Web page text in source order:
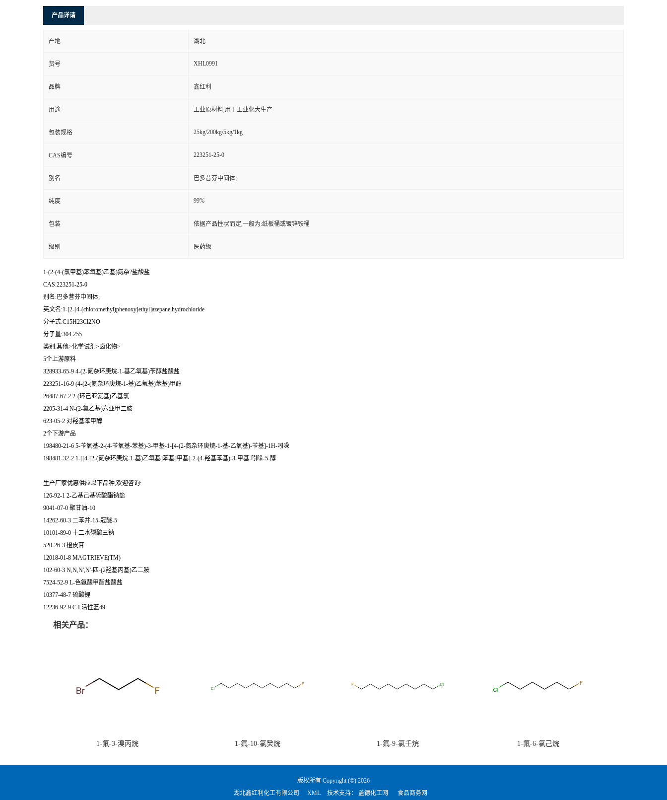
产品详请
产地 湖北
货号 XHL0991
品牌 鑫红利
用途 工业原材料,用于工业化大生产
包装规格 25kg/200kg/5kg/1kg
CAS编号 223251-25-0
别名 巴多昔芬中间体;
纯度 99%
包装 依据产品性状而定,一般为:纸板桶或镀锌铁桶
级别 医药级
1-(2-(4-(氯甲基)苯氧基)乙基)氮杂?盐酸盐
CAS:223251-25-0
别名:巴多昔芬中间体;
英文名:1-[2-[4-(chloromethyl)phenoxy]ethyl]azepane,hydrochloride
分子式:C15H23Cl2NO
分子量:304.255
类别:其他>化学试剂>卤化物>
5个上游原料
328933-65-9 4-(2-氮杂环庚烷-1-基乙氧基)苄醇盐酸盐
223251-16-9 (4-(2-(氮杂环庚烷-1-基)乙氧基)苯基)甲醇
26487-67-2 2-(环己亚氨基)乙基氯
2205-31-4 N-(2-氯乙基)六亚甲二胺
623-05-2 对羟基苯甲醇
2个下游产品
198480-21-6 5-苄氧基-2-(4-苄氧基-苯基)-3-甲基-1-[4-(2-氮杂环庚烷-1-基-乙氧基)-苄基]-1H-吲哚
198481-32-2 1-[[4-[2-(氮杂环庚烷-1-基)乙氧基]苯基]甲基]-2-(4-羟基苯基)-3-甲基-吲哚-5-醇
生产厂家优惠供应以下品种,欢迎咨询:
126-92-1 2-乙基己基硫酸酯钠盐
9041-07-0 聚甘油-10
14262-60-3 二苯并-15-冠醚-5
10101-89-0 十二水磷酸三钠
520-26-3 橙皮苷
12018-01-8 MAGTRIEVE(TM)
102-60-3 N,N,N',N'-四-(2羟基丙基)乙二胺
7524-52-9 L-色氨酸甲酯盐酸盐
10377-48-7 硫酸锂
12236-92-9 C.I.活性蓝49
相关产品：
1-氟-3-溴丙烷 1-氟-10-氯癸烷 1-氟-9-氯壬烷 1-氟-6-氯己烷
版权所有 Copyright (©) 2026
湖北鑫红利化工有限公司
XML 技术支持： 盖德化工网 食品商务网